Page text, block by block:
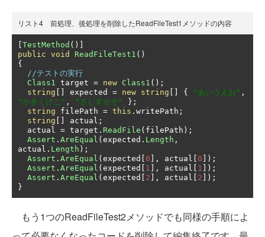
リスト4 前処理、後処理を削除したReadFileTest1メソッドの内容
TestMethod ()]
public void ReadFileTest1 ()
{
//テストの実行
Class1
target = new Class1 ();
string
expected = new string { "あいうえお" ,
"かきくけこ" , "さしすせそ"
};
string filePath = this . writePath ;
string
actual ;
  actual
= target . ReadFile ( filePath );
Assert . AreEqual ( expected . Length ,
actual . Length );
Assert . AreEqual ( expected 0 ], actual 0 ]);
Assert . AreEqual ( expected 1 ], actual 1
]);
Assert . AreEqual ( expected 2 ], actual 2 ]);
}
もう1つのReadFileTest2メソッドでも同様の手順によ